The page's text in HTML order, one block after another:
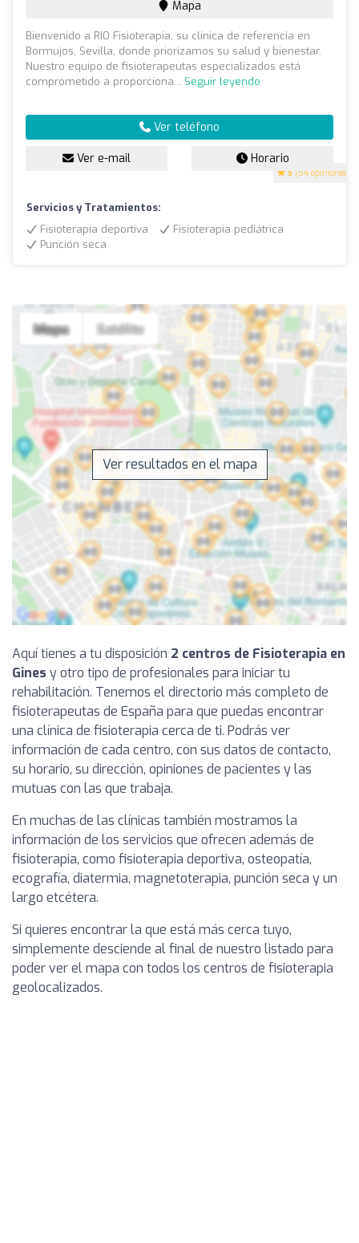
5 (54 opiniones)
Mapa
Bienvenido a RIO Fisioterapia, su clínica de referencia en
Bormujos, Sevilla, donde priorizamos su salud y bienestar.
Nuestro equipo de fisioterapeutas especializados está
comprometido a proporciona... Seguir leyendo
Ver teléfono
Ver e-mail Horario
Servicios y Tratamientos:
Fisioterapia deportiva
Fisioterapia pediátrica
Punción seca
Ver resultados en el mapa
Aquí tienes a tu disposición 2 centros de Fisioterapia en
Gines y otro tipo de profesionales para iniciar tu
rehabilitación. Tenemos el directorio más completo de
fisioterapeutas de España para que puedas encontrar
una clínica de fisioterapia cerca de ti. Podrás ver
información de cada centro, con sus datos de contacto,
su horario, su dirección, opiniones de pacientes y las
mutuas con las que trabaja.
En muchas de las clínicas también mostramos la
información de los servicios que ofrecen además de
fisioterapia, como fisioterapia deportiva, osteopatía,
ecografía, diatermia, magnetoterapia, punción seca y un
largo etcétera.
Si quieres encontrar la que está más cerca tuyo,
simplemente desciende al final de nuestro listado para
poder ver el mapa con todos los centros de fisioterapia
geolocalizados.